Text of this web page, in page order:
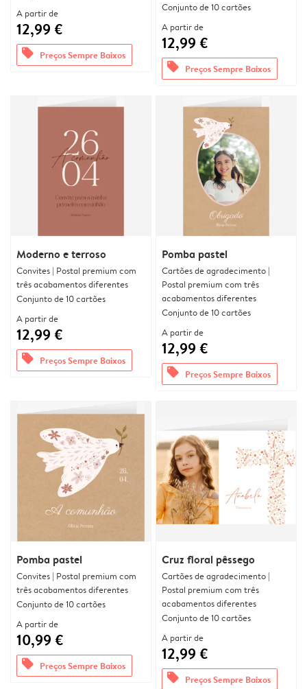
A partir de
12,99 €
offers Preços Sempre Baixos
Conjunto de 10 cartões
A partir de
12,99 €
offers Preços Sempre Baixos
Moderno e terroso
Convites | Postal premium com
três acabamentos diferentes
Conjunto de 10 cartões
A partir de
12,99 €
offers Preços Sempre Baixos
Pomba pastel
Cartões de agradecimento |
Postal premium com três
acabamentos diferentes
Conjunto de 10 cartões
A partir de
12,99 €
offers Preços Sempre Baixos
Pomba pastel
Convites | Postal premium com
três acabamentos diferentes
Conjunto de 10 cartões
A partir de
10,99 €
offers Preços Sempre Baixos
Cruz floral pêssego
Cartões de agradecimento |
Postal premium com três
acabamentos diferentes
Conjunto de 10 cartões
A partir de
12,99 €
offers Preços Sempre Baixos